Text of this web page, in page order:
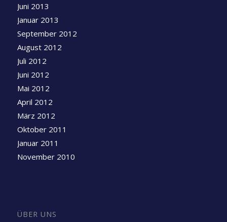
Juni 2013
Januar 2013
September 2012
August 2012
Juli 2012
Juni 2012
Mai 2012
April 2012
März 2012
Oktober 2011
Januar 2011
November 2010
ÜBER UNS